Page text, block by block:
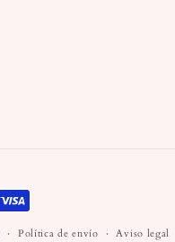
Política de envío Aviso legal